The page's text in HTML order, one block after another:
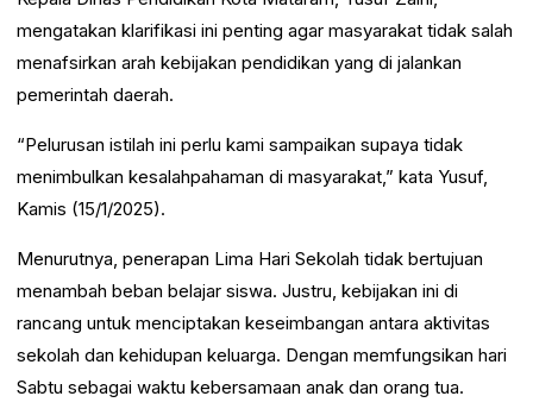
mengatakan klarifikasi ini penting agar masyarakat tidak salah
menafsirkan arah kebijakan pendidikan yang di jalankan
pemerintah daerah.
“Pelurusan istilah ini perlu kami sampaikan supaya tidak
menimbulkan kesalahpahaman di masyarakat,” kata Yusuf,
Kamis (15/1/2025).
Menurutnya, penerapan Lima Hari Sekolah tidak bertujuan
menambah beban belajar siswa. Justru, kebijakan ini di
rancang untuk menciptakan keseimbangan antara aktivitas
sekolah dan kehidupan keluarga. Dengan memfungsikan hari
Sabtu sebagai waktu kebersamaan anak dan orang tua.